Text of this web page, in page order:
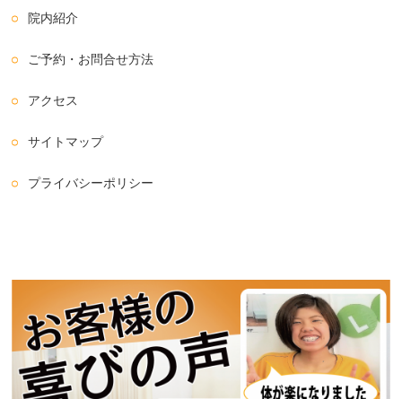
院内紹介
ご予約・お問合せ方法
アクセス
サイトマップ
プライバシーポリシー